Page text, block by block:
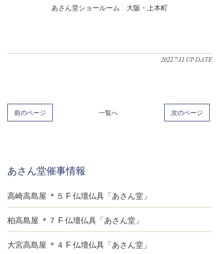
あさん堂ショールーム 大阪・上本町
2022.7.11 UP DATE
前のページ 一覧へ 次のページ
あさん堂催事情報
高崎高島屋 ＊５ F 仏壇仏具「あさん堂」
柏高島屋 ＊７ F 仏壇仏具「あさん堂」
大宮高島屋 ＊４ F 仏壇仏具「あさん堂」